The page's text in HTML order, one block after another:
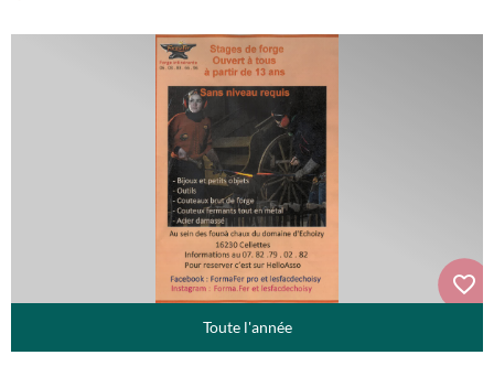
Toute l'année